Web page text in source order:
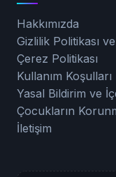
Hakkımızda
Gizlilik Politikası
Çerez Politikası
Kullanım Koşulları
Yasal Bildirim ve
Çocukların
İletişim